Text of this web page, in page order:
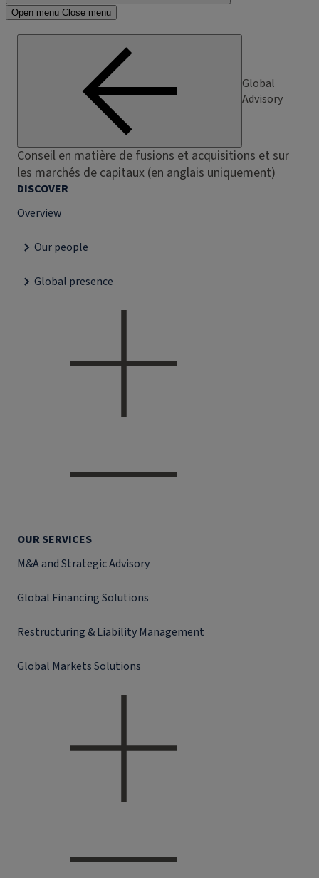
Open menu Close menu
Global
Advisory
Conseil en matière de fusions et acquisitions et sur
les marchés de capitaux (en anglais uniquement)
DISCOVER
Overview
Our people
Global presence
OUR SERVICES
M&A and Strategic Advisory
Global Financing Solutions
Restructuring & Liability Management
Global Markets Solutions